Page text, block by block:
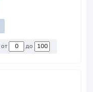
Против команд со стоимостью от до